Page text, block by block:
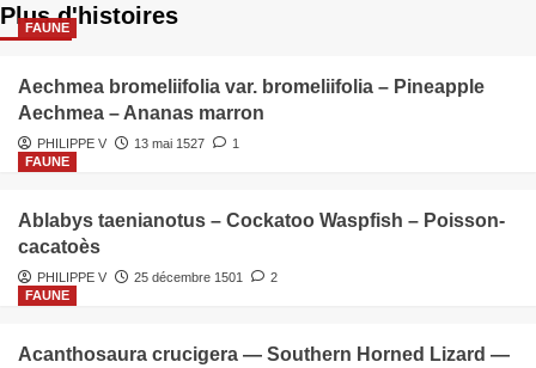
Plus d'histoires
FAUNE
Aechmea bromeliifolia var. bromeliifolia – Pineapple
Aechmea – Ananas marron
PHILIPPE V 13 mai 1527
1
FAUNE
Ablabys taenianotus – Cockatoo Waspfish – Poisson-
cacatoès
PHILIPPE V 25 décembre 1501
2
FAUNE
Acanthosaura crucigera — Southern Horned Lizard —